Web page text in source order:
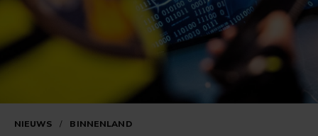
NIEUWS / BINNENLAND